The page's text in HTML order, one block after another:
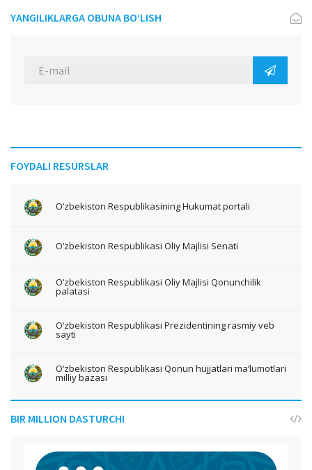
YANGILIKLARGA OBUNA BO‘LISH
FOYDALI RESURSLAR
O‘zbekiston Respublikasining Hukumat portali
O‘zbekiston Respublikasi Oliy Majlisi Senati
O‘zbekiston Respublikasi Oliy Majlisi Qonunchilik
palatasi
O‘zbekiston Respublikasi Prezidentining rasmiy veb
sayti
O‘zbekiston Respublikasi Qonun hujjatlari ma’lumotlari
milliy bazasi
BIR MILLION DASTURCHI